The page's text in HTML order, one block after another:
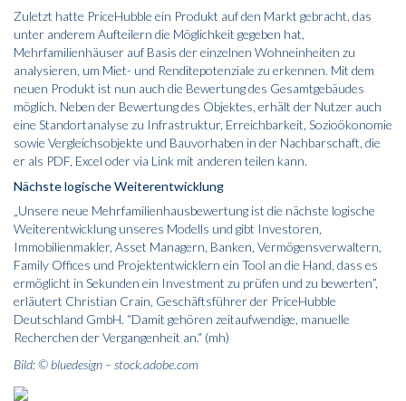
Zuletzt hatte PriceHubble ein Produkt auf den Markt gebracht, das
unter anderem Aufteilern die Möglichkeit gegeben hat,
Mehrfamilienhäuser auf Basis der einzelnen Wohneinheiten zu
analysieren, um Miet- und Renditepotenziale zu erkennen. Mit dem
neuen Produkt ist nun auch die Bewertung des Gesamtgebäudes
möglich. Neben der Bewertung des Objektes, erhält der Nutzer auch
eine Standortanalyse zu Infrastruktur, Erreichbarkeit, Sozioökonomie
sowie Vergleichsobjekte und Bauvorhaben in der Nachbarschaft, die
er als PDF, Excel oder via Link mit anderen teilen kann.
Nächste logische Weiterentwicklung
„Unsere neue Mehrfamilienhausbewertung ist die nächste logische
Weiterentwicklung unseres Modells und gibt Investoren,
Immobilienmakler, Asset Managern, Banken, Vermögensverwaltern,
Family Offices und Projektentwicklern ein Tool an die Hand, dass es
ermöglicht in Sekunden ein Investment zu prüfen und zu bewerten”,
erläutert Christian Crain, Geschäftsführer der PriceHubble
Deutschland GmbH. “Damit gehören zeitaufwendige, manuelle
Recherchen der Vergangenheit an.“ (mh)
Bild: © bluedesign – stock.adobe.com